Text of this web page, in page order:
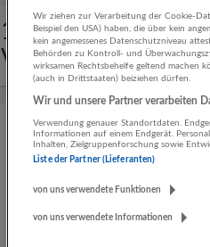
1 Tourismus,
Verwaltung
LUGSTEIN
Bergheim bei
Wir ziehen zur Verarbeitung der Cookie-
Beispiel den USA) haben, die über kein
kein angemessenes Datenschutzniveau
Behörden zu Kontroll- und
wirksamen Rechtsbehelfe geltend machen
(auch in Drittstaaten) beiziehen dürfen.
Wir und unsere Partner verarbeiten
Verwendung genauer Standortdaten.
Informationen auf einem Endgerät.
Inhalten, Zielgruppenforschung sowie
Liste der Partner (Lieferanten)
von uns verwendete Funktionen
von uns verwendete Informationen